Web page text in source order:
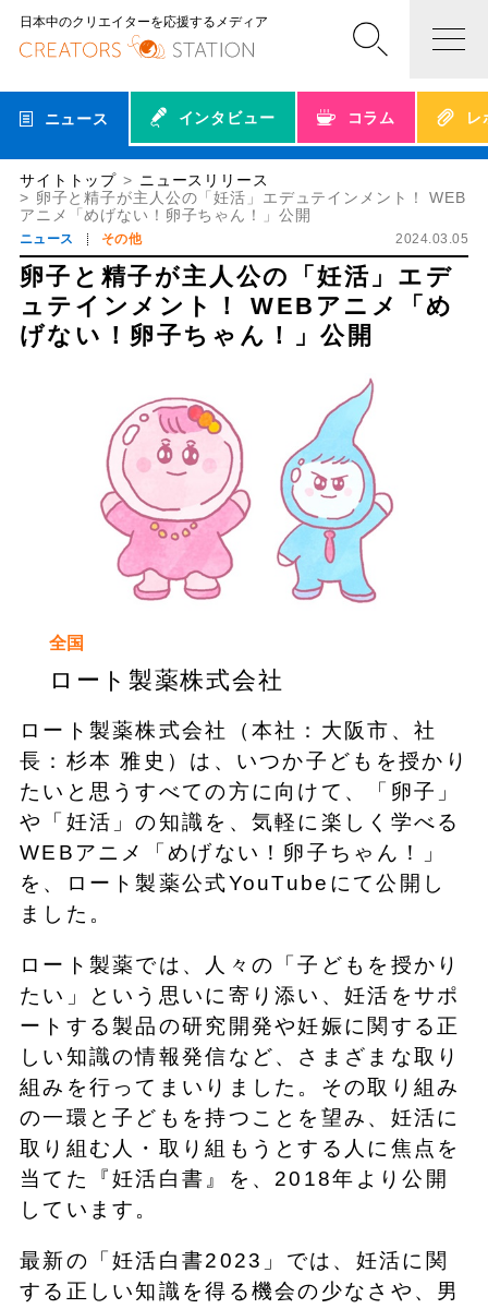
日本中のクリエイターを応援するメディア
ニュース インタビュー コラム レ
サイトトップ
ニュースリリース
卵子と精子が主人公の「妊活」エデュテインメント！ WEB
アニメ「めげない！卵子ちゃん！」公開
ニュース その他 2024.03.05
卵子と精子が主人公の「妊活」エデ
ュテインメント！ WEBアニメ「め
げない！卵子ちゃん！」公開
全国
ロート製薬株式会社
ロート製薬株式会社（本社：大阪市、社
長：杉本 雅史）は、いつか子どもを授かり
たいと思うすべての方に向けて、「卵子」
や「妊活」の知識を、気軽に楽しく学べる
WEBアニメ「めげない！卵子ちゃん！」
を、ロート製薬公式YouTubeにて公開し
ました。
ロート製薬では、人々の「子どもを授かり
たい」という思いに寄り添い、妊活をサポ
ートする製品の研究開発や妊娠に関する正
しい知識の情報発信など、さまざまな取り
組みを行ってまいりました。その取り組み
の一環と子どもを持つことを望み、妊活に
取り組む人・取り組もうとする人に焦点を
当てた『妊活白書』を、2018年より公開
しています。
最新の「妊活白書2023」では、妊活に関
する正しい知識を得る機会の少なさや、男